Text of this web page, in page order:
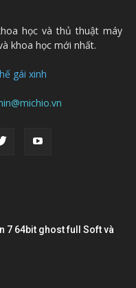
học và thủ thuật máy
khoa học mới nhất.
gái xinh
7 64bit ghost full Soft và